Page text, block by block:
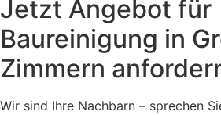
Jetzt Angebot für
Baureinigung in
Zimmern
Wir sind Ihre Nachbarn – sprechen